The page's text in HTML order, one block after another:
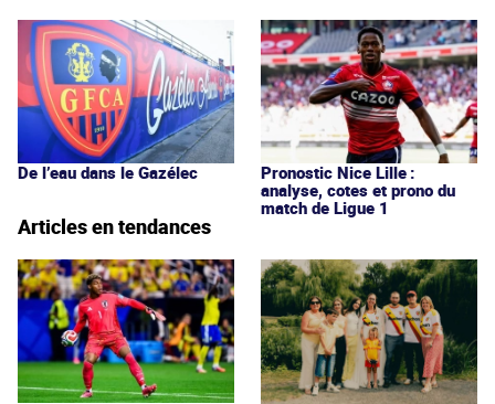
De l’eau dans le Gazélec
Pronostic Nice Lille :
analyse, cotes et prono du
match de Ligue 1
Articles en tendances